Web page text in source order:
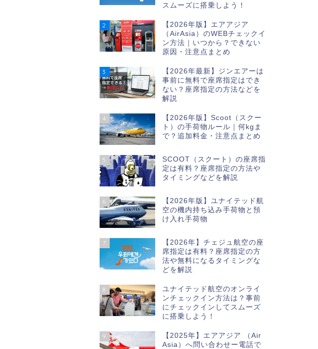
スムーズに搭乗しよう！
2
【2026年版】エアアジア
（AirAsia）のWEBチェックイ
ン方法｜いつから？できない
原因・注意点まとめ
3
【2026年最新】ジンエアーは
事前に無料で座席指定はでき
ない？座席指定の方法などを
解説
4
【2026年版】Scoot（スクー
ト）の手荷物ルール｜何kgま
で？追加料金・注意点まとめ
5
SCOOT（スクート）の座席指
定は有料？座席指定の方法や
タイミングなどを解説
6
【2026年版】ユナイテッド航
空の機内持ち込み手荷物と預
け入れ手荷物
7
【2026年】チェジュ航空の座
席指定は有料？座席指定の方
法や無料になるタイミングな
どを解説
8
ユナイテッド航空のオンライ
ンチェックイン方法は？事前
にチェックインしてスムーズ
に搭乗しよう！
9
【2025年】エアアジア （Air
Asia）へ問い合わせー電話で